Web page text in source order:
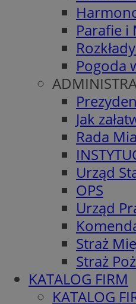
Parafie i
Pogoda
Jak
Rada
Urząd
OPS
Urząd
Straż
Straż
KATALOG FIRM
KATALOG